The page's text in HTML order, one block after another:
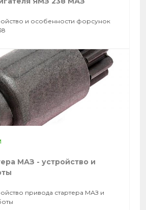
и особенности форсунок
МАЗ - устройство и
привода стартера МАЗ и